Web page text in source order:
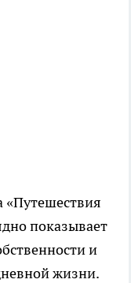
«Путешествия
показывает
и
жизни.